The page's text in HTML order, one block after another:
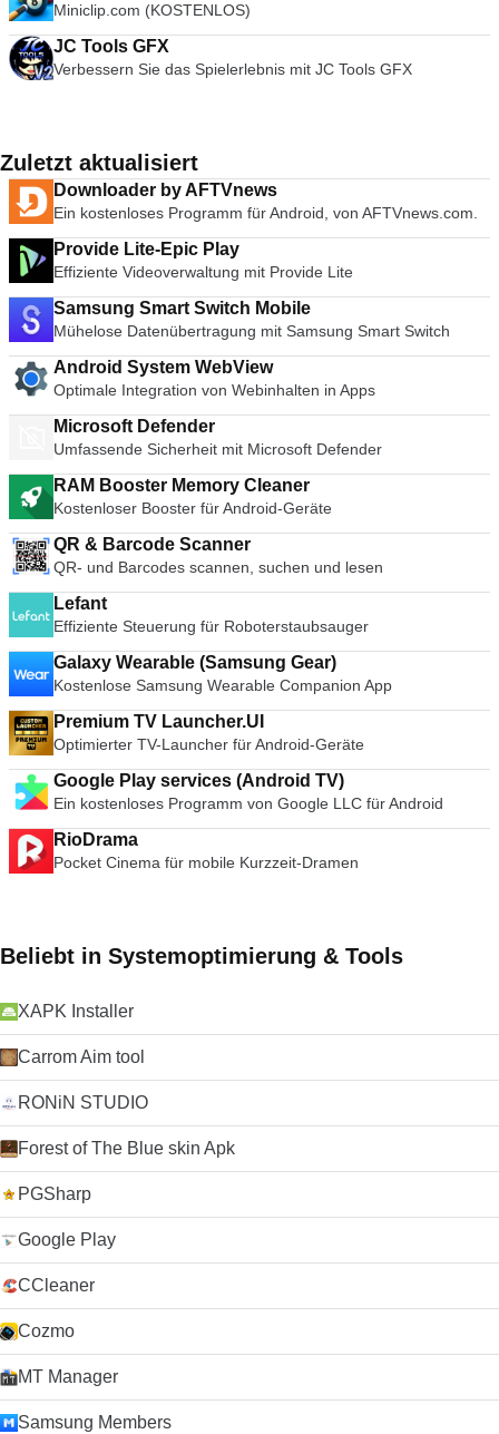
Miniclip.com (KOSTENLOS)
JC Tools GFX
Verbessern Sie das Spielerlebnis mit JC Tools GFX
Zuletzt aktualisiert
Downloader by AFTVnews
Ein kostenloses Programm für Android, von AFTVnews.com.
Provide Lite-Epic Play
Effiziente Videoverwaltung mit Provide Lite
Samsung Smart Switch Mobile
Mühelose Datenübertragung mit Samsung Smart Switch
Android System WebView
Optimale Integration von Webinhalten in Apps
Microsoft Defender
Umfassende Sicherheit mit Microsoft Defender
RAM Booster Memory Cleaner
Kostenloser Booster für Android-Geräte
QR & Barcode Scanner
QR- und Barcodes scannen, suchen und lesen
Lefant
Effiziente Steuerung für Roboterstaubsauger
Galaxy Wearable (Samsung Gear)
Kostenlose Samsung Wearable Companion App
Premium TV Launcher.UI
Optimierter TV-Launcher für Android-Geräte
Google Play services (Android TV)
Ein kostenloses Programm von Google LLC für Android
RioDrama
Pocket Cinema für mobile Kurzzeit-Dramen
Beliebt in Systemoptimierung & Tools
XAPK Installer
Carrom Aim tool
RONiN STUDIO
Forest of The Blue skin Apk
PGSharp
Google Play
CCleaner
Cozmo
MT Manager
Samsung Members